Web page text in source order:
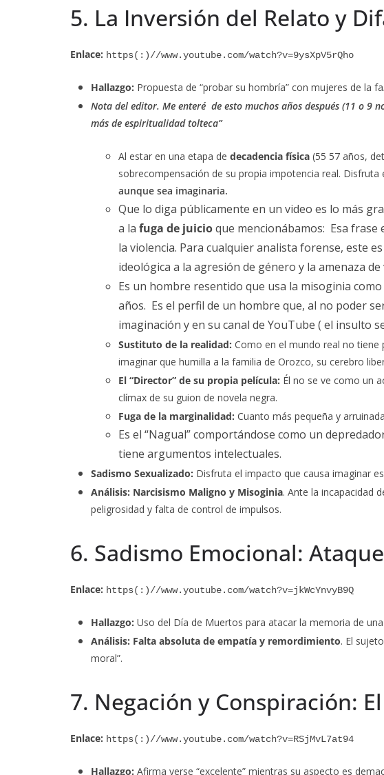
5. La Inversión del Relato y
Enlace: https(:)//www.youtube.com/watch?v=9ysXpV5rQho
Hallazgo: Propuesta de “probar su hombría” con mujeres de la fa
Nota del editor. Me enteré de esto muchos años después (11 o 9
más de espiritualidad tolteca”
Al estar en una etapa de decadencia física (55 57 años,
sobrecompensación de su propia impotencia real.
aunque sea imaginaria.
Que lo diga públicamente en un video es lo más
a la fuga de juicioque mencionábamos: Esa frase
la violencia. Para cualquier analista forense, este
ideológica a la agresión de género y la amenaza
Es un hombre resentido que usa la misoginia
años. Es el perfil de un hombre que, al no poder
imaginación y en su canal de YouTube ( el insulto
Sustituto de la realidad: Como en el mundo real no tiene
imaginar que humilla a la familia de Orozco, su cerebro
El “Director” de su propia película: Él no se ve como un
clímax de su guion de novela negra.
Fuga de la marginalidad: Cuanto más pequeña y
Es el “Nagual” comportándose como un
tiene argumentos intelectuales.
Sadismo Sexualizado: Disfruta el impacto que causa imaginar
Análisis: Narcisismo Maligno y Misoginia. Ante la incapacidad
peligrosidad y falta de control de impulsos.
6. Sadismo Emocional:
Enlace: https(:)//www.youtube.com/watch?v=jkWcYnvyB9Q
Hallazgo: Uso del Día de Muertos para atacar la memoria de
Análisis: Falta absoluta de empatía y remordimiento. El
moral”.
7. Negación y Conspiración:
Enlace: https(:)//www.youtube.com/watch?v=RSjMvL7at94
Hallazgo: Afirma verse “excelente” mientras su aspecto es